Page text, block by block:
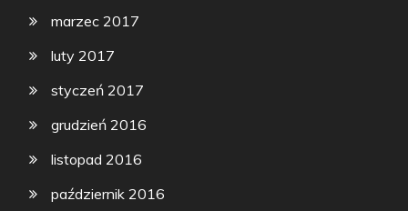
marzec 2017
luty 2017
styczeń 2017
grudzień 2016
listopad 2016
październik 2016